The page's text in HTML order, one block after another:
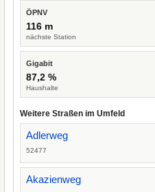
ÖPNV
116 m
nächste Station
Gigabit
87,2 %
Haushalte
Weitere Straßen im Umfeld
Adlerweg
52477
Akazienweg